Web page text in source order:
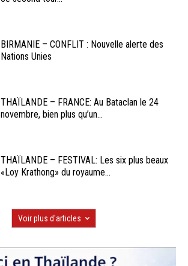
BIRMANIE – CONFLIT : Nouvelle alerte des
Nations Unies
THAÏLANDE – FRANCE: Au Bataclan le 24
novembre, bien plus qu’un...
THAÏLANDE – FESTIVAL: Les six plus beaux
«Loy Krathong» du royaume...
Voir plus d'articles